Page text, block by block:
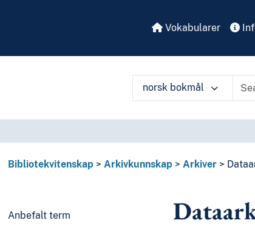
Vokabularer
norsk bokmål
måter
Bibliotekvitenskap Arkivkunnskap Arkiver
Anbefalt term